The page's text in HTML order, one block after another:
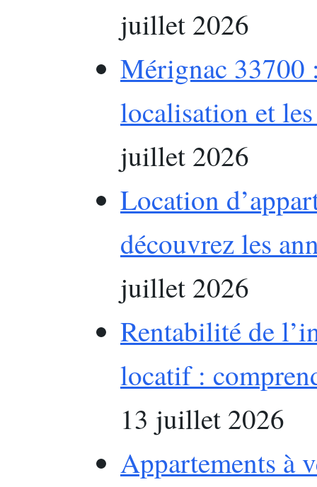
juillet 2026
Mérignac 33700
localisation et
juillet 2026
Location
découvrez les
juillet 2026
Rentabilité de
locatif :
13 juillet 2026
Appartements à